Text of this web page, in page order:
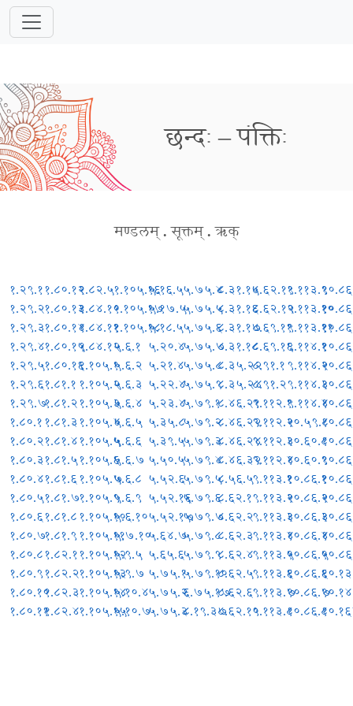
छन्दः – पंक्तिः
मण्डलम् . सूक्तम् . ऋक्
१.२९.१
१.२९.२
१.२९.३
१.२९.४
१.२९.५
१.२९.६
१.२९.७
१.८०.१
१.८०.२
१.८०.३
१.८०.४
१.८०.५
१.८०.६
१.८०.७
१.८०.८
१.८०.९
१.८०.१०
१.८०.११
१.८०.१२
१.८०.१३
१.८०.१४
१.८०.१५
१.८०.१६
१.८१.१
१.८१.२
१.८१.३
१.८१.४
१.८१.५
१.८१.६
१.८१.७
१.८१.८
१.८१.९
१.८२.१
१.८२.२
१.८२.३
१.८२.४
१.८२.५
१.८४.१०
१.८४.११
१.८४.१२
१.१०५.१
१.१०५.२
१.१०५.३
१.१०५.४
१.१०५.५
१.१०५.६
१.१०५.७
१.१०५.९
१.१०५.१०
१.१०५.११
१.१०५.१२
१.१०५.१३
१.१०५.१४
१.१०५.१५
१.१०५.१६
१.१०५.१७
१.१०५.१८
५.६.१
५.६.२
५.६.३
५.६.४
५.६.५
५.६.६
५.६.७
५.६.८
५.६.९
५.६.१०
५.७.१०
५.९.५
५.९.७
५.१०.४
५.१०.७
५.१६.५
५.१७.५
५.१८.५
५.२०.४
५.२१.४
५.२२.४
५.२३.४
५.३५.८
५.३९.५
५.५०.५
५.५२.६
५.५२.१६
५.५२.१७
५.६४.७
५.६५.६
५.७५.१
५.७५.२
५.७५.३
५.७५.४
५.७५.५
५.७५.६
५.७५.७
५.७५.८
५.७५.९
५.७९.१
५.७९.२
५.७९.३
५.७९.४
५.७९.५
५.७९.६
५.७९.७
५.७९.८
५.७९.९
५.७९.१०
६.७५.१७
८.१९.३७
८.३१.१५
८.३१.१६
८.३१.१७
८.३१.१८
८.३५.२२
८.३५.२४
८.४६.२१
८.४६.२२
८.४६.२४
८.४६.३२
८.५६.५
८.६२.१
८.६२.२
८.६२.३
८.६२.४
८.६२.५
८.६२.६
८.६२.१०
८.६२.११
८.६२.१२
८.६९.११
८.६९.१६
८.९१.१
८.९१.२
९.११२.१
९.११२.२
९.११२.३
९.११२.४
९.११३.१
९.११३.२
९.११३.३
९.११३.४
९.११३.५
९.११३.६
९.११३.७
९.११३.८
९.११३.९
९.११३.१०
९.११३.११
९.११४.१
९.११४.२
९.११४.३
९.११४.४
१०.५९.८
१०.६०.८
१०.६०.९
१०.८६.१
१०.८६.२
१०.८६.३
१०.८६.४
१०.८६.५
१०.८६.६
१०.८६.७
१०.८६.८